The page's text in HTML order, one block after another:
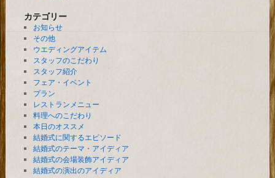
カテゴリー
お知らせ
その他
ウエディングアイテム
スタッフのこだわり
スタッフ紹介
フェア・イベント
プラン
レストランメニュー
料理へのこだわり
本日のオススメ
結婚式に関するエピソード
結婚式のテーマ・アイディア
結婚式の会場装飾アイディア
結婚式の演出のアイディア